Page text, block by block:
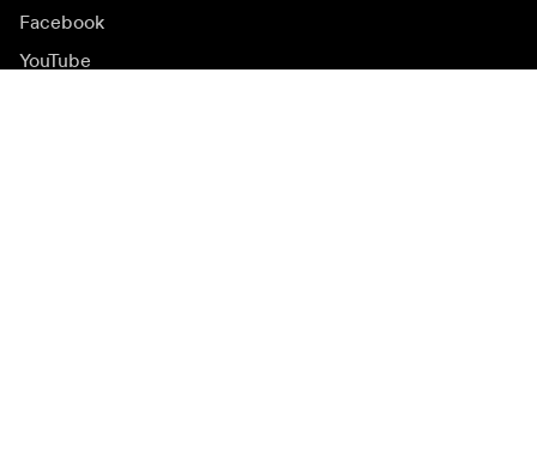
Facebook
YouTube